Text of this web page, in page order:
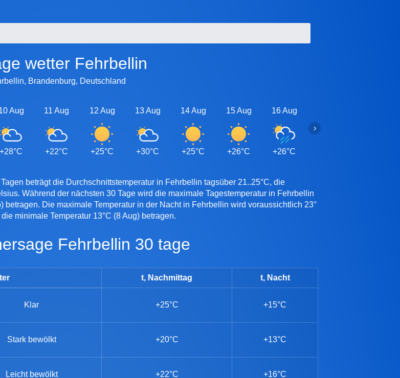
wetter Fehrbellin
Brandenburg, Deutschland
Aug
+28°C
11 Aug
+22°C
12 Aug
+25°C
13 Aug
+30°C
14 Aug
+25°C
15 Aug
+26°C
16 Aug
+26°C
›
beträgt die Durchschnittstemperatur in Fehrbellin tagsüber 21..25°C, die
Während der nächsten 30 Tage wird die maximale Tagestemperatur in Fehrbellin
betragen. Die maximale Temperatur in der Nacht in Fehrbellin wird voraussichtlich 23°
minimale Temperatur 13°C (8 Aug) betragen.
Fehrbellin 30 tage
t, Nachmittag t, Nacht
Klar +25°C +15°C
Stark bewölkt +20°C +13°C
Leicht bewölkt +22°C +16°C